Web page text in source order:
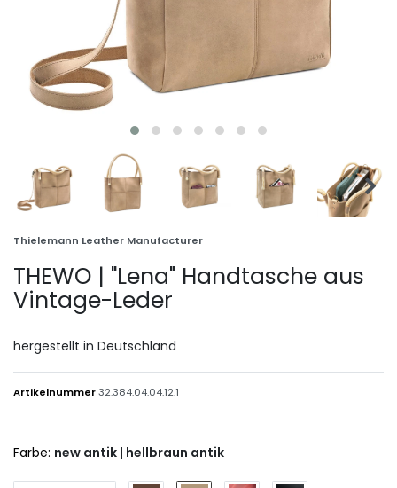
Thielemann Leather Manufacturer
THEWO | "Lena" Handtasche aus
Vintage-Leder
hergestellt in Deutschland
Artikelnummer32.384.04.04.12.1
Farbe: new antik | hellbraun antik